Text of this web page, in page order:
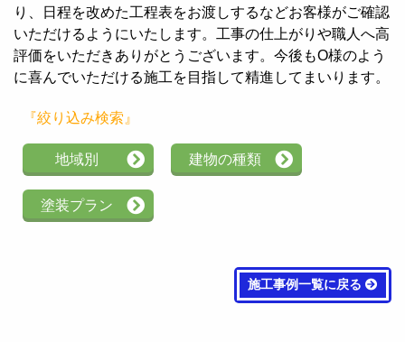
り、日程を改めた工程表をお渡しするなどお客様がご確認
いただけるようにいたします。工事の仕上がりや職人へ高
評価をいただきありがとうございます。今後もO様のよう
に喜んでいただける施工を目指して精進してまいります。
『絞り込み検索』
地域別 建物の種類
塗装プラン
施工事例一覧に戻る